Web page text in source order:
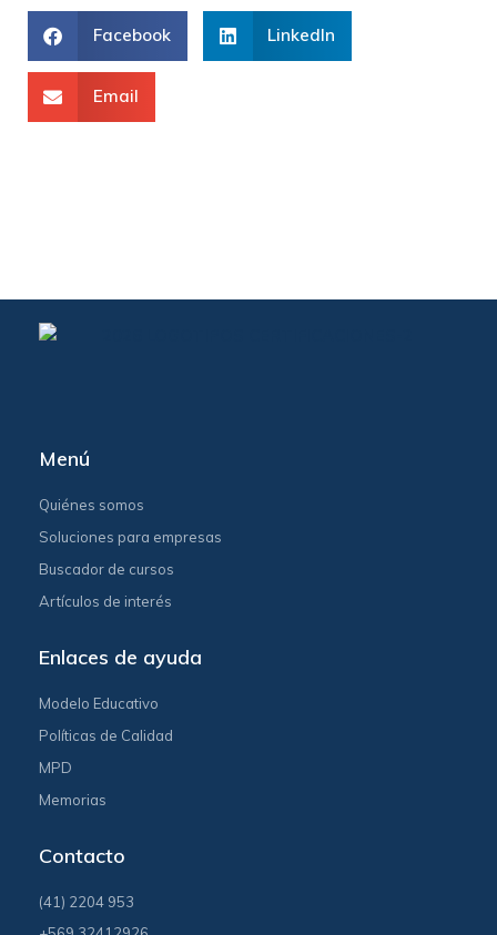
Facebook LinkedIn
Email
Menú
Quiénes somos
Soluciones para empresas
Buscador de cursos
Artículos de interés
Enlaces de ayuda
Modelo Educativo
Políticas de Calidad
MPD
Memorias
Contacto
(41) 2204 953